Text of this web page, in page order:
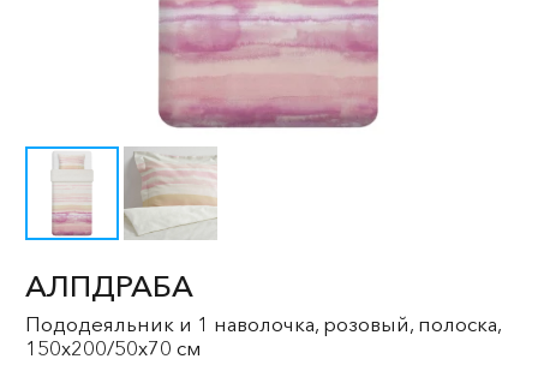
АЛПДРАБА
Пододеяльник и 1 наволочка, розовый, полоска,
150x200/50x70 см